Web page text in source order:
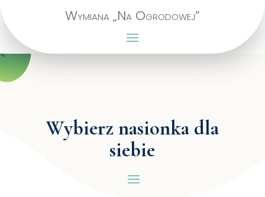
Wymiana „Na Ogrodowej”
Wybierz nasionka dla
siebie